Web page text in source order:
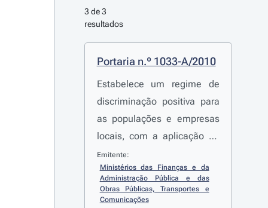
3 de 3
resultados
Portaria n.º 1033-A/2010
Estabelece um regime de
discriminação positiva para
as populações e empresas
locais, com a aplicação de
um sistema misto de
isenções e de descontos
nas taxas de portagem nas
auto-estradas sem custos
Emitente:
Ministérios das Finanças e da
Administração Pública e das
Obras Públicas, Transportes e
Comunicações